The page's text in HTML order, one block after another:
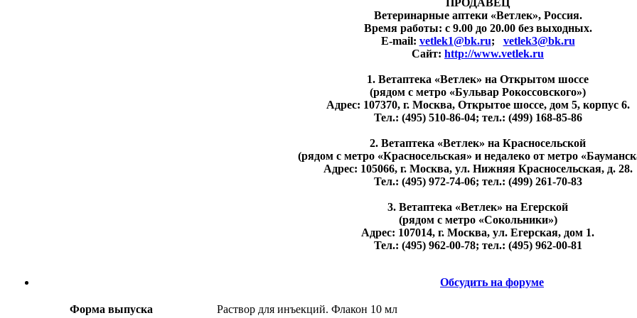
Ветеринарные аптеки «Ветлек», Россия.
Время работы: с 9.00 до 20.00 без выходных.
E-mail: vetlek1@bk.ru; vetlek3@bk.ru
Сайт: http://www.vetlek.ru
1. Ветаптека «Ветлек» на Открытом шоссе
(рядом с метро «Бульвар Рокоссовского»)
Адрес: 107370, г. Москва, Открытое шоссе, дом 5, корпус 6.
Тел.: (495) 510-86-04; тел.: (499) 168-85-86
2. Ветаптека «Ветлек» на Красносельской
(рядом с метро «Красносельская» и недалеко от метро
Адрес: 105066, г. Москва, ул. Нижняя Красносельская, д. 28.
Тел.: (495) 972-74-06; тел.: (499) 261-70-83
3. Ветаптека «Ветлек» на Егерской
(рядом с метро «Сокольники»)
Адрес: 107014, г. Москва, ул. Егерская, дом 1.
Тел.: (495) 962-00-78; тел.: (495) 962-00-81
Обсудить на форуме
Форма выпуска Раствор для инъекций. Флакон 10 мл